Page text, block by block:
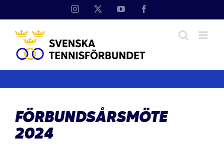
Instagram YouTube
FÖRBUNDSÅRSMÖTE
2024